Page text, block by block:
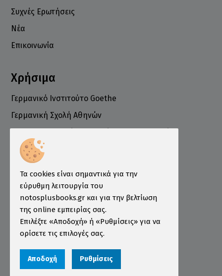
Συχνές Ερωτήσεις
Νέα
Επικοινωνία
Χρήσιμα
Γερμανικό Ινστιτούτο Goethe
Γερμανική Σχολή Αθηνών
Επιμελητήριο
Ινστιτούτο ÖSD Ελλάδας
Πληροφορίες
Τρόποι Παραγγελίας
Τρόποι Πληρωμής
Τρόποι Αποστολής
Όροι χρήσης
Τα cookies είναι σημαντικά για την
εύρυθμη λειτουργία του
notosplusbooks.gr και για την βελτίωση
της online εμπειρίας σας.
Επιλέξτε «Αποδοχή» ή «Ρυθμίσεις» για να
ορίσετε τις επιλογές σας.
Αποδοχή Ρυθμίσεις